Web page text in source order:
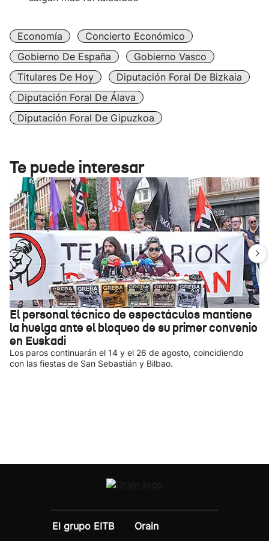
Economía
Concierto Económico
Gobierno De España
Gobierno Vasco
Titulares De Hoy
Diputación Foral De Bizkaia
Diputación Foral De Álava
Diputación Foral De Gipuzkoa
Te puede interesar
El personal técnico de espectáculos mantiene
la huelga ante el bloqueo de su primer convenio
en Euskadi
Los paros continuarán el 14 y el 26 de agosto, coincidiendo
con las fiestas de San Sebastián y Bilbao.
El grupo EITB
Orain